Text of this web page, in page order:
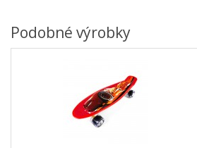
Podobné výrobky